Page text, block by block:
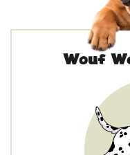
Wouf